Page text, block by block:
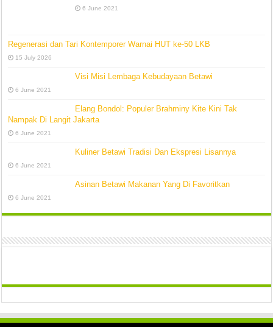
6 June 2021
Regenerasi dan Tari Kontemporer Warnai HUT ke-50 LKB
15 July 2026
Visi Misi Lembaga Kebudayaan Betawi
6 June 2021
Elang Bondol: Populer Brahminy Kite Kini Tak
Nampak Di Langit Jakarta
6 June 2021
Kuliner Betawi Tradisi Dan Ekspresi Lisannya
6 June 2021
Asinan Betawi Makanan Yang Di Favoritkan
6 June 2021